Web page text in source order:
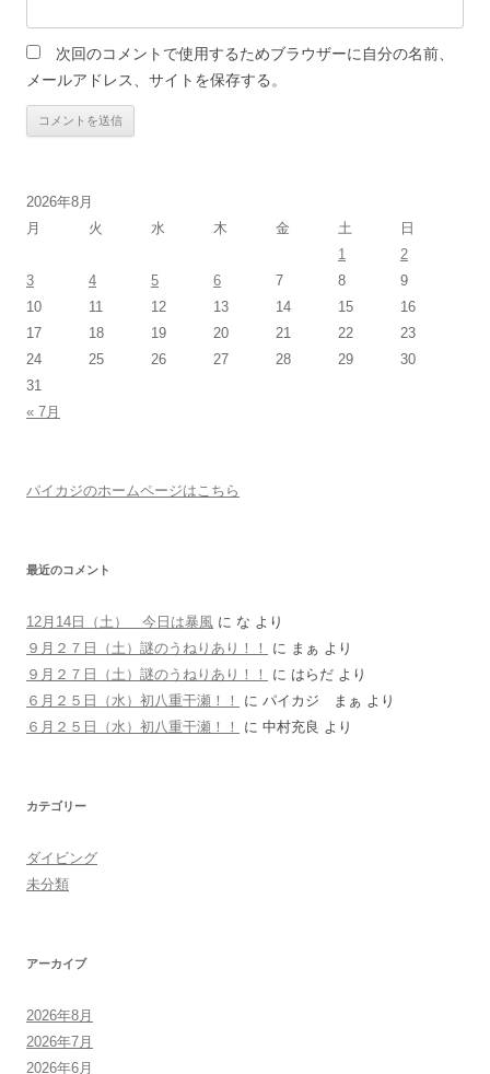
次回のコメントで使用するためブラウザーに自分の名前、
メールアドレス、サイトを保存する。
2026年8月
月
火 水 木 金 土
日
1
2
3
4 5 6 7 8
9
10
11 12 13 14 15
16
17
18 19 20 21 22
23
24
25 26 27 28 29
30
31
« 7月
パイカジのホームページはこちら
最近のコメント
12月14日（土） 今日は暴風 に な より
９月２７日（土）謎のうねりあり！！
に まぁ より
９月２７日（土）謎のうねりあり！！
に はらだ より
６月２５日（水）初八重干瀬！！
に パイカジ まぁ より
６月２５日（水）初八重干瀬！！
に 中村充良 より
カテゴリー
ダイビング
未分類
アーカイブ
2026年8月
2026年7月
2026年6月